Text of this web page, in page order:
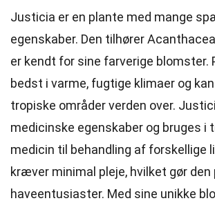
Justicia er en plante med mange
egenskaber. Den tilhører
er kendt for sine farverige blomster.
bedst i varme, fugtige klimaer og
tropiske områder verden over.
medicinske egenskaber og bruges i
medicin til behandling af forskellige
kræver minimal pleje, hvilket gør
haveentusiaster. Med sine unikke